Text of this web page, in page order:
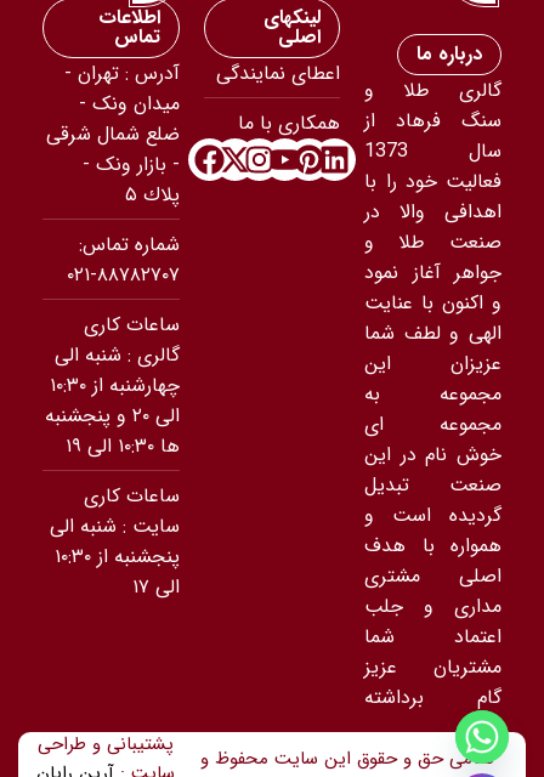
درباره ما
گالری طلا و
سنگ فرهاد از
سال 1373
فعالیت خود را با
اهدافی والا در
صنعت طلا و
جواهر آغاز نمود
و اکنون با عنایت
الهی و لطف شما
عزیزان این
مجموعه به
مجموعه ای
خوش نام در این
صنعت تبدیل
گردیده است و
همواره با هدف
اصلی مشتری
مداری و جلب
اعتماد شما
مشتریان عزیز
گام برداشته
است.
لینکهای
اصلی
اعطای نمایندگی
همکاری با ما
اطلاعات
تماس
آدرس : تهران -
ميدان ونک -
ضلع شمال شرقى
- بازار ونک -
پلاك ۵
شماره تماس:
۸۸۷۸۲۷۰۷-۰۲۱
ساعات کاری
گالری : شنبه الی
چهارشنبه از ۱۰:۳۰
الی ۲۰ و پنجشنبه
ها ۱۰:۳۰ الی ۱۹
ساعات کاری
سایت : شنبه الی
پنجشنبه از ۱۰:۳۰
الی ۱۷
تمامی حق و حقوق این سایت محفوظ و
پشتیبانی و طراحی